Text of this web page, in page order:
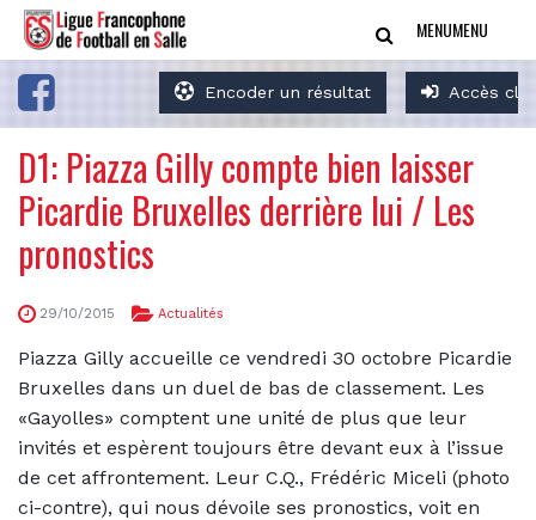
Encoder un résultat Accès
MENUMENU
D1: Piazza Gilly compte bien laisser
Picardie Bruxelles derrière lui / Les
pronostics
29/10/2015 Actualités
Piazza Gilly accueille ce vendredi 30 octobre Picardie
Bruxelles dans un duel de bas de classement. Les
«Gayolles» comptent une unité de plus que leur
invités et espèrent toujours être devant eux à l’issue
de cet affrontement. Leur C.Q., Frédéric Miceli (photo
ci-contre), qui nous dévoile ses pronostics, voit en